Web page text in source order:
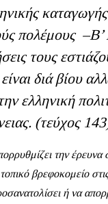
πολέμους
τους
διά βίου
ελληνική
(τεύχος
την έρευνα
βρεφοκομείο
ή να